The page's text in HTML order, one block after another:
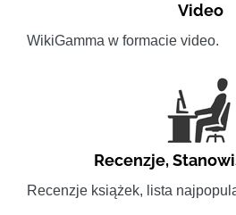
Video
WikiGamma w formacie video.
Recenzje,
Recenzje książek, lista